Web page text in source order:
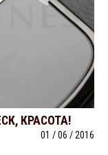
КРАСОТА!
01 / 06 / 2016